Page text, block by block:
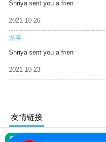
Shriya sent you a frien
2021-10-26
游客
Shriya sent you a frien
2021-10-23
友情链接
网站地图